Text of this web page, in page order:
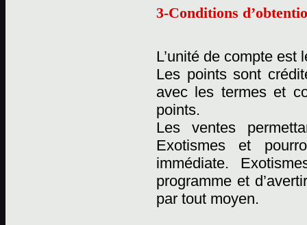
3-Conditions
L’unité de compte est
Les points sont
avec les termes et
points.
Les ventes
Exotismes et
immédiate.
programme et
par tout moyen.